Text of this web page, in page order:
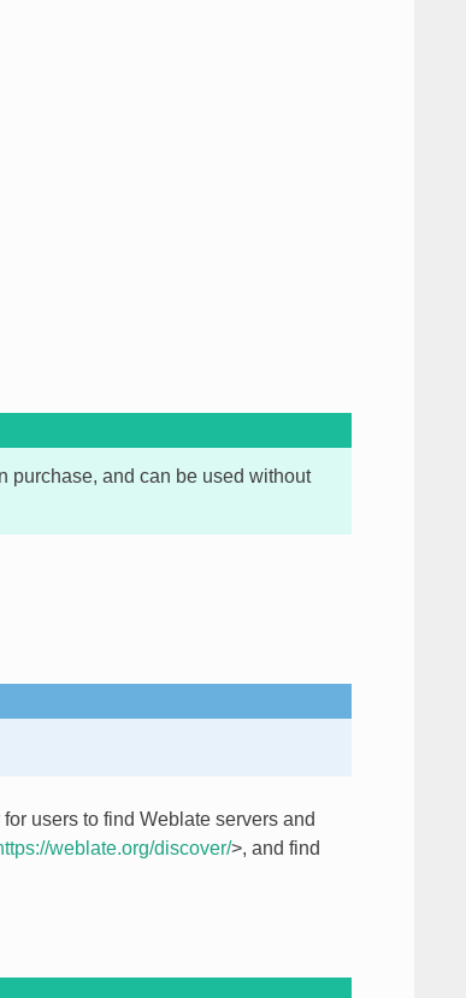
purchase, and can be used without
users to find Weblate servers and
weblate.org/discover/>, and find